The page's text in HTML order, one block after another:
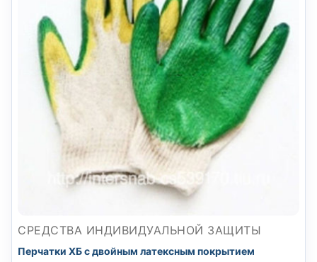
СРЕДСТВА ИНДИВИДУАЛЬНОЙ ЗАЩИТЫ
Перчатки ХБ с двойным латексным покрытием